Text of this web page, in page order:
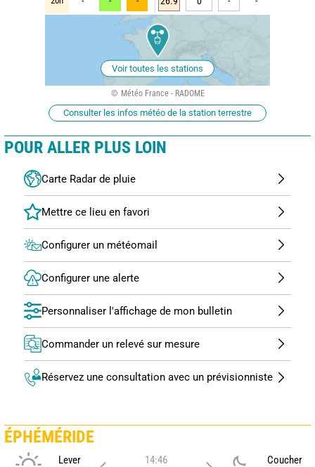
Voir toutes les stations
Météo France - RADOME
Consulter les infos météo de la station terrestre
POUR ALLER PLUS LOIN
Carte Radar de pluie
Configurer un météomail
Configurer une alerte
Personnaliser l'affichage de mon bulletin
Commander un relevé sur mesure
Réservez une consultation avec un prévisionniste
ÉPHÉMÉRIDE
Lever
14:46
Coucher